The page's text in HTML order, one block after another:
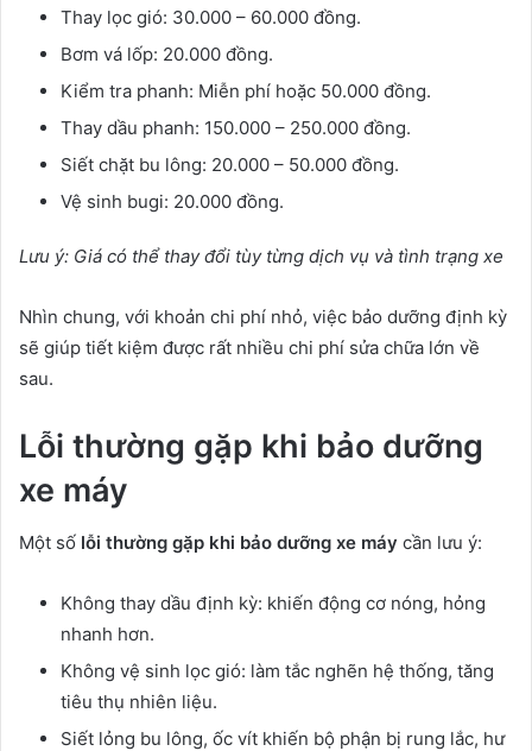
Thay lọc gió: 30.000 – 60.000 đồng.
Bơm vá lốp: 20.000 đồng.
Kiểm tra phanh: Miễn phí hoặc 50.000 đồng.
Thay dầu phanh: 150.000 – 250.000 đồng.
Siết chặt bu lông: 20.000 – 50.000 đồng.
Vệ sinh bugi: 20.000 đồng.
Lưu ý: Giá có thể thay đổi tùy từng dịch vụ và tình trạng xe
Nhìn chung, với khoản chi phí nhỏ, việc bảo dưỡng định kỳ
sẽ giúp tiết kiệm được rất nhiều chi phí sửa chữa lớn về
sau.
Lỗi thường gặp khi bảo dưỡng
xe máy
Một số lỗi thường gặp khi bảo dưỡng xe máy cần lưu ý:
Không thay dầu định kỳ: khiến động cơ nóng, hỏng
nhanh hơn.
Không vệ sinh lọc gió: làm tắc nghẽn hệ thống, tăng
tiêu thụ nhiên liệu.
Siết lỏng bu lông, ốc vít khiến bộ phận bị rung lắc, hư